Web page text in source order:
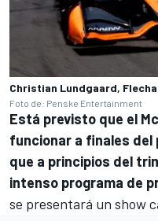
Christian Lundgaard, Flecha
Foto de: Penske Entertainment
Está previsto que el
funcionar a finales
que a principios del
intenso programa de
se presentará un show